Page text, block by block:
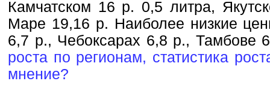
Камчатском 16 р. 0,5 литра,
Маре 19,16 р. Наиболее низкие
6,7 р., Чебоксарах 6,8 р., Тамбове
роста по регионам, статистика
мнение?